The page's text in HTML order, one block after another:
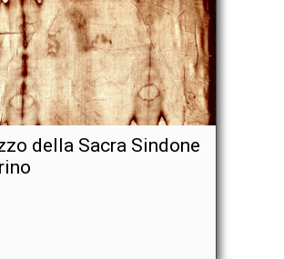
della Sacra Sindone